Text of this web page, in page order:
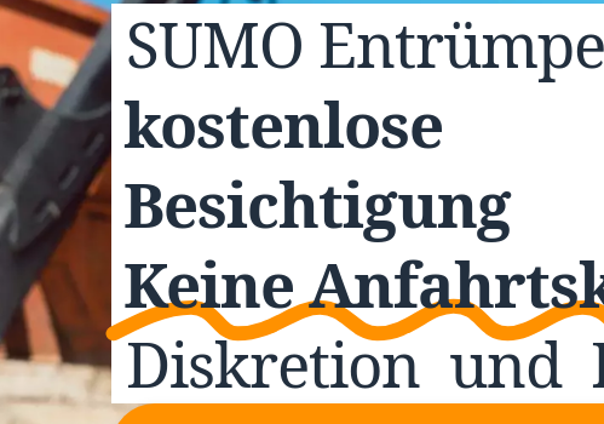
SUMO
kostenlose
Besichtigung
Keine
Diskretion und